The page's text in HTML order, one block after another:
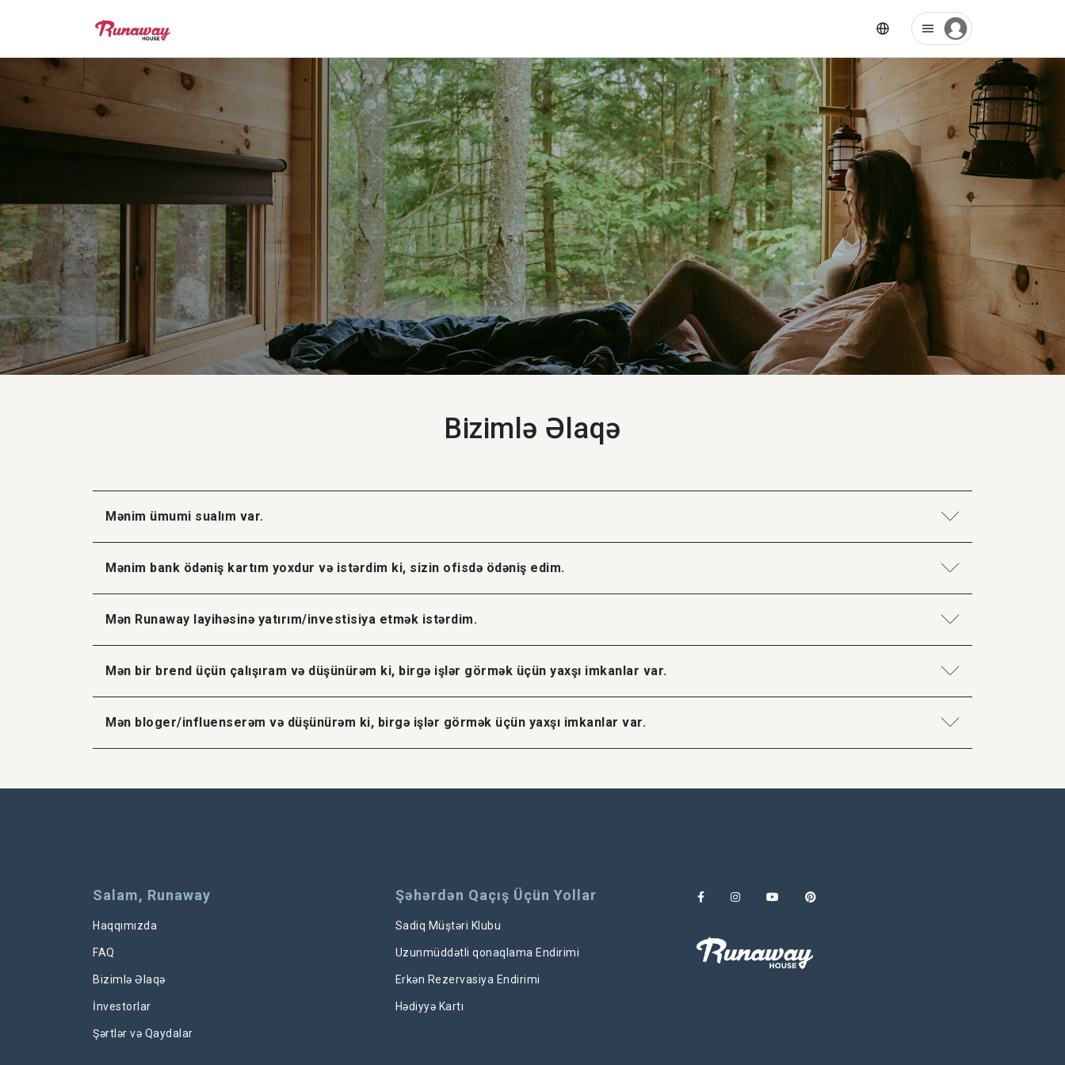
Bizimlə Əlaqə
Mənim ümumi sualım var.
Mənim bank ödəniş kartım yoxdur və istərdim ki, sizin ofisdə ödəniş edim.
Mən Runaway layihəsinə yatırım/investisiya etmək istərdim.
Mən bir brend üçün çalışıram və düşünürəm ki, birgə işlər görmək üçün yaxşı imkanlar var.
Mən bloger/influenserəm və düşünürəm ki, birgə işlər görmək üçün yaxşı imkanlar var.
Salam, Runaway
Haqqımızda
FAQ
Bizimlə Əlaqə
İnvestorlar
Şərtlər və Qaydalar
Şəhərdən Qaçış Üçün Yollar
Sadiq Müştəri Klubu
Uzunmüddətli qonaqlama Endirimi
Erkən Rezervasiya Endirimi
Hədiyyə Kartı